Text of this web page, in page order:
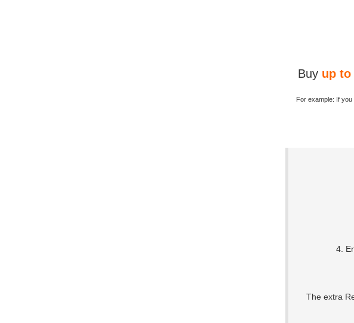
Buy up to
For example: If
4.
The extra